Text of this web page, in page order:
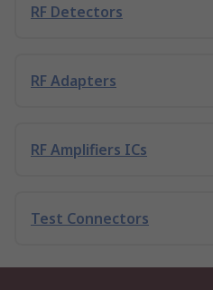
RF Detectors
RF Adapters
RF Amplifiers ICs
Test Connectors